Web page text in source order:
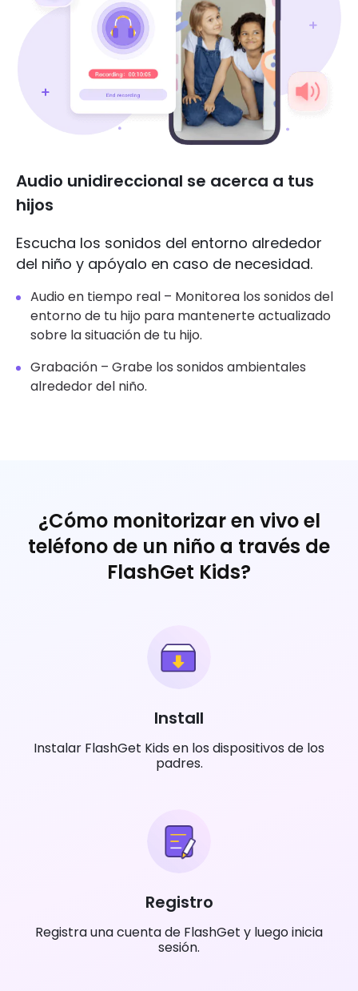
Audio unidireccional se acerca a tus
hijos
Escucha los sonidos del entorno alrededor
del niño y apóyalo en caso de necesidad.
Audio en tiempo real – Monitorea los sonidos del
entorno de tu hijo para mantenerte actualizado
sobre la situación de tu hijo.
Grabación – Grabe los sonidos ambientales
alrededor del niño.
¿Cómo monitorizar en vivo el
teléfono de un niño a través de
FlashGet Kids?
Install
Instalar FlashGet Kids en los dispositivos de los
padres.
Registro
Registra una cuenta de FlashGet y luego inicia
sesión.